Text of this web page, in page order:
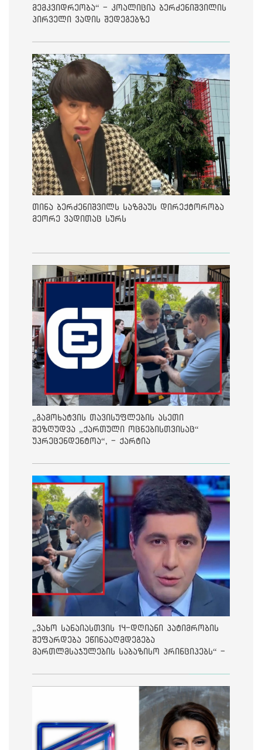
მემკვიდრეობა“ - კოალიცია ბერძენიშვილის
პირველი ვადის შედეგებზე
თინა ბერძენიშვილს საზმაუს დირექტორობა
მეორე ვადითაც სურს
„გამოხატვის თავისუფლების ასეთი
შეზღუდვა „ქართული ოცნებისთვისაც“
უპრეცენდენტოა“, - ქარტია
„ვახო სანაიასთვის 14-დღიანი პატიმრობის
შეფარდება ეწინააღმდეგება
მართლმსაჯულების საბაზისო პრინციპებს“ -